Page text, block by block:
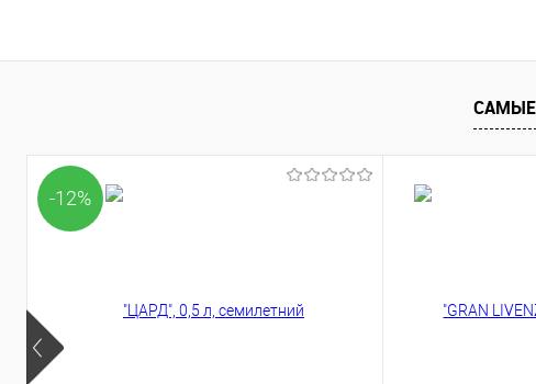
Сравнение
Сравнение
В избранное
-12%